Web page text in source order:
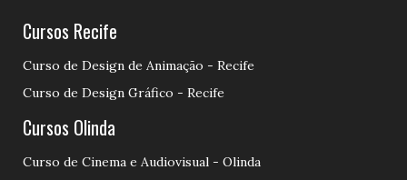
Cursos Recife
Curso de Design de Animação - Recife
Curso de Design Gráfico - Recife
Cursos Olinda
Curso de Cinema e Audiovisual - Olinda